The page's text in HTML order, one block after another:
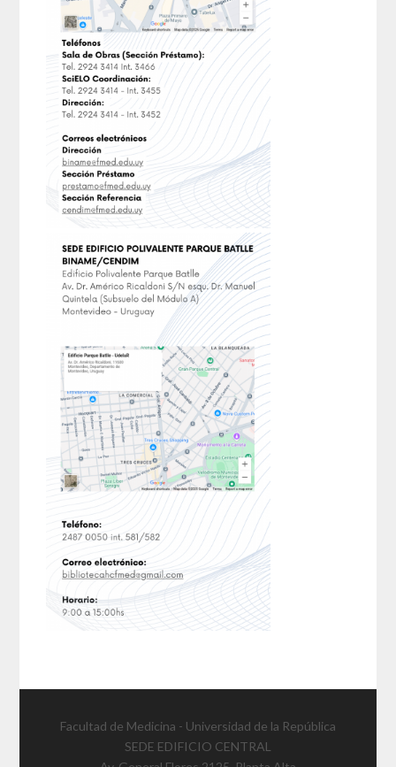
Facultad de Medicina - Universidad de la República
SEDE EDIFICIO CENTRAL